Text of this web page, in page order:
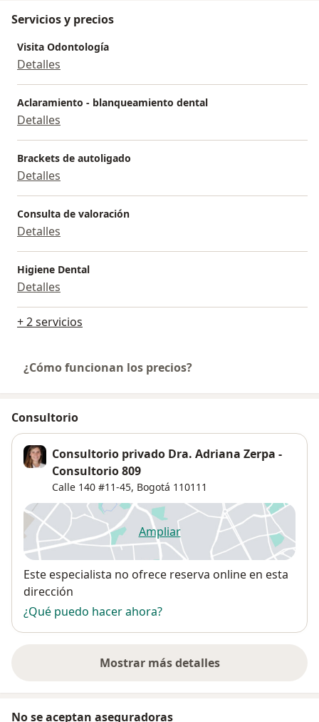
Servicios y precios
Visita Odontología
Detalles
Aclaramiento - blanqueamiento dental
Detalles
Brackets de autoligado
Detalles
Consulta de valoración
Detalles
Higiene Dental
Detalles
+ 2 servicios
¿Cómo funcionan los precios?
Consultorio
Consultorio privado Dra. Adriana Zerpa -
Consultorio 809
Calle 140 #11-45, Bogotá 110111
Ampliarse abre en una nueva
Disponibilidad
Este especialista no ofrece reserva online en esta
dirección
¿Qué puedo hacer ahora?
Mostrar más detalles
sobre la dirección
No se aceptan aseguradoras